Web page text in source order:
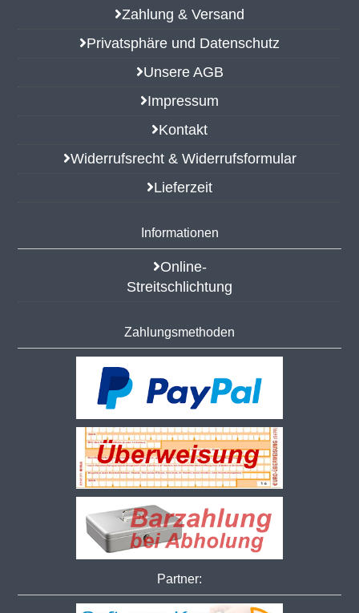
Zahlung & Versand
Privatsphäre und Datenschutz
Unsere AGB
Impressum
Kontakt
Widerrufsrecht & Widerrufsformular
Lieferzeit
Informationen
Online-
Streitschlichtung
Zahlungsmethoden
Partner: